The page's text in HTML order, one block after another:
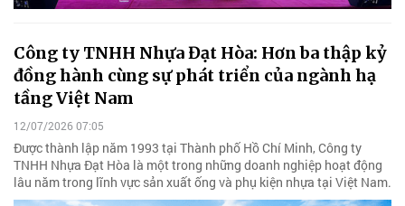
Công ty TNHH Nhựa Đạt Hòa: Hơn ba thập kỷ
đồng hành cùng sự phát triển của ngành hạ
tầng Việt Nam
12/07/2026 07:05
Được thành lập năm 1993 tại Thành phố Hồ Chí Minh, Công ty
TNHH Nhựa Đạt Hòa là một trong những doanh nghiệp hoạt động
lâu năm trong lĩnh vực sản xuất ống và phụ kiện nhựa tại Việt Nam.